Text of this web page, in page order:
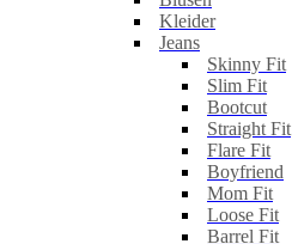
Kleider
Jeans
Skinny Fit
Slim Fit
Bootcut
Straight Fit
Flare Fit
Boyfriend
Mom Fit
Loose Fit
Barrel Fit